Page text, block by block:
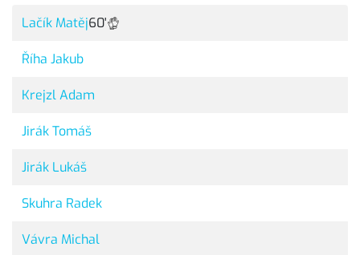
Lačík Matěj60'
Říha Jakub
Krejzl Adam
Jirák Tomáš
Jirák Lukáš
Skuhra Radek
Vávra Michal